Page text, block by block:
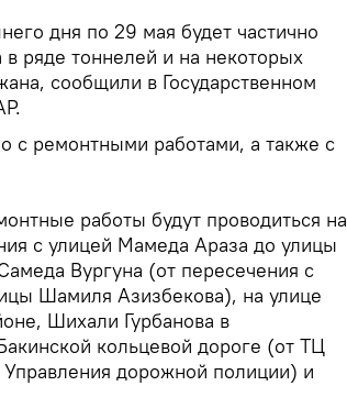
дня по 29 мая будет частично
ряде тоннелей и на некоторых
сообщили в Государственном
с ремонтными работами, а также с
работы будут проводиться на
с улицей Мамеда Араза до улицы
Вургуна (от пересечения с
Шамиля Азизбекова), на улице
Шихали Гурбанова в
кольцевой дороге (от ТЦ
дорожной полиции) и